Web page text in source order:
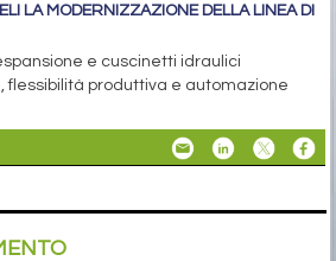
LA MODERNIZZAZIONE DELLA LINEA DI
e cuscinetti idraulici
flessibilità produttiva e automazione